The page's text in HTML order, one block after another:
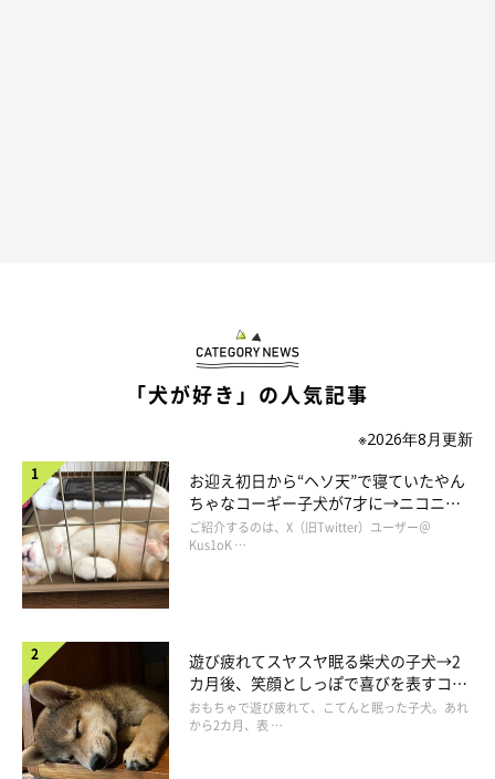
ナーさんは「認知症じゃないと思うよ。マロンはパピーの頃も食
べ物にこだわりがあって頑固だったよ。」と明るく笑うのです。
「犬が好き」の人気記事
※2026年8月更新
お迎え初日から“ヘソ天”で寝ていたやん
ちゃなコーギー子犬が7才に→ニコニ
コ“コーギースマイル”が魅力のコに成
長！
ご紹介するのは、X（旧Twitter）ユーザー＠
Kus1oK …
遊び疲れてスヤスヤ眠る柴犬の子犬→2
カ月後、笑顔としっぽで喜びを表すコに
成長！
おもちゃで遊び疲れて、こてんと眠った子犬。あれ
から2カ月、表 …